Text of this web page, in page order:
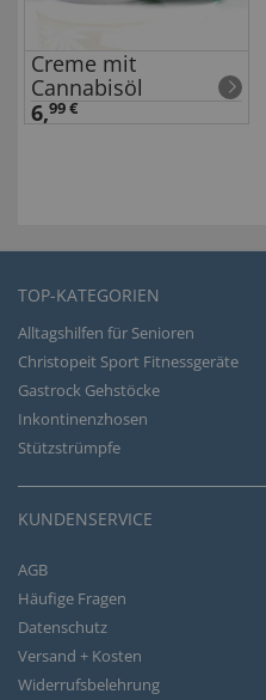
Creme mit
Cannabisöl
6,99 €
TOP-KATEGORIEN
Alltagshilfen für Senioren
Christopeit Sport Fitnessgeräte
Gastrock Gehstöcke
Inkontinenzhosen
Stützstrümpfe
KUNDENSERVICE
AGB
Häufige Fragen
Datenschutz
Versand + Kosten
Widerrufsbelehrung